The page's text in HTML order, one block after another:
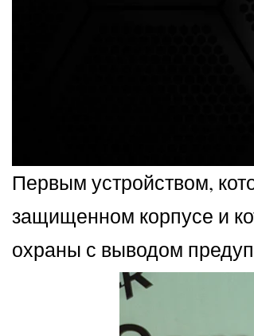
Первым устройством,
защищенном корпусе и
охраны с выводом